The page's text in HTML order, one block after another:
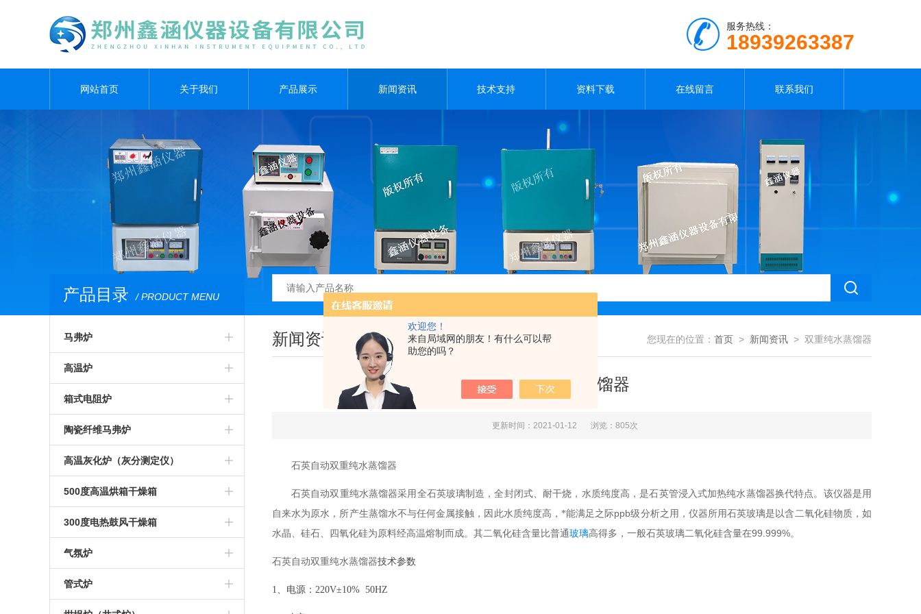
欢迎您！
来自局域网的朋友！有什么可以帮
助您的吗？
服务热线：
18939263387
网站首页 关于我们 产品展示 新闻资讯 技术支持 资料下载 在线留言 联系我们
产品目录 / PRODUCT MENU
马弗炉
智能马弗炉
高温马弗炉
箱式马弗炉
节能马弗炉
工业马弗炉
一体马弗炉
实验室马弗炉
可编程马弗炉
硅碳棒马弗炉
高温炉
箱式预热炉
智能高温炉
工业高温炉
箱式高温炉
高温实验炉
高温加热炉
高温煅烧炉
硅碳棒高温炉
箱式电阻炉
高温箱式炉
智能箱式炉
箱式沾火炉
高温箱式电阻炉
中温箱式电阻炉
工业箱式电阻炉
高温保温箱式炉
陶瓷纤维马弗炉
氧化锆烧结炉
陶瓷纤维箱式炉
陶瓷纤维高温炉
陶瓷纤维箱式电阻炉
陶瓷纤维高温电阻炉
1000度陶瓷纤维马弗炉
高温灰化炉（灰分测定仪）
高温灰化炉
灰分测定仪
煤炭灰分测定仪
塑料灰分测定仪
石油灰分测定仪
500度高温烘箱干燥箱
500度高温烘箱
300度电热鼓风干燥箱
烘箱
鼓风干燥箱
气氛炉
高温气氛炉
管式炉
新闻资讯 您现在的位置： 首页 > 新闻资讯 > 双重纯水蒸馏器
双重纯水蒸馏器
更新时间：2021-01-12 浏览：805次
石英自动双重纯水蒸馏器
石英自动双重纯水蒸馏器采用全石英玻璃制造，全封闭式、耐干烧，水质纯度高，是石英管浸入式加热纯水蒸馏器换代特点。该仪器是用
自来水为原水，所产生蒸馏水不与任何金属接触，因此水质纯度高，*能满足之际ppb级分析之用，仪器所用石英玻璃是以含二氧化硅物质，如
水晶、硅石、四氧化硅为原料经高温熔制而成。其二氧化硅含量比普通玻璃高得多，一般石英玻璃二氧化硅含量在99.999%。
石英自动双重纯水蒸馏器技术参数
1、电源：220V±10% 50HZ